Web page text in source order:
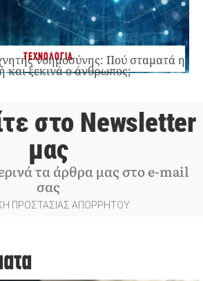
ΤΕΧΝΟΛΟΓΙΑ
νοημοσύνης: Πού σταματά η
και ξεκινά ο άνθρωπος;
στο Newsletter
μας
τα άρθρα μας στο e-mail
σας
ΠΡΟΣΤΑΣΙΑΣ ΑΠΟΡΡΗΤΟΥ